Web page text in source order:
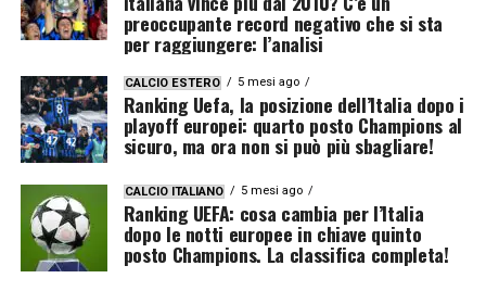
preoccupante record negativo che si sta
per raggiungere: l’analisi
CALCIO ESTERO 5 mesi ago
Ranking Uefa, la posizione dell’Italia dopo i
playoff europei: quarto posto Champions al
sicuro, ma ora non si può più sbagliare!
CALCIO ITALIANO 5 mesi ago
Ranking UEFA: cosa cambia per l’Italia
dopo le notti europee in chiave quinto
posto Champions. La classifica completa!